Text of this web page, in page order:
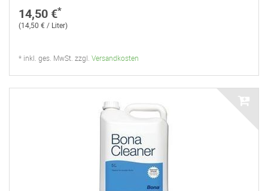
14,50 €*
(14,50 € / Liter)
* inkl. ges. MwSt. zzgl. Versandkosten